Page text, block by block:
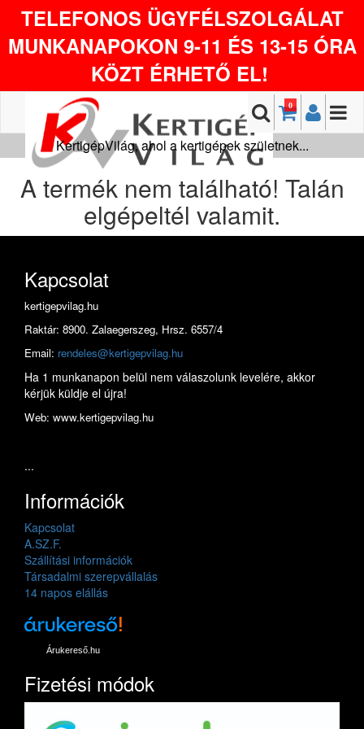
TELEFONOS ÜGYFÉLSZOLGÁLAT
MUNKANAPOKON 9-11 ÉS 13-15 ÓRA
KÖZT ÉRHETŐ EL!
0
KertigépVilág, ahol a kertigépek születnek...
A termék nem található! Talán
elgépeltél valamit.
Kapcsolat
kertigepvilag.hu
Raktár: 8900. Zalaegerszeg, Hrsz. 6557/4
Email: rendeles@kertigepvilag.hu
Ha 1 munkanapon belül nem válaszolunk levelére, akkor
kérjük küldje el újra!
Web: www.kertigepvilag.hu
...
Információk
Kapcsolat
A.SZ.F.
Szállítási információk
Társadalmi szerepvállalás
14 napos elállás
Árukereső.hu
Fizetési módok